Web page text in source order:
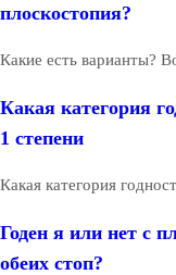
плоскостопия?
Какие есть варианты?
Какая категория
1 степени
Какая категория
Годен я или нет с
обеих стоп?